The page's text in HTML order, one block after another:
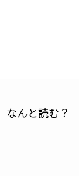
なんと読む？